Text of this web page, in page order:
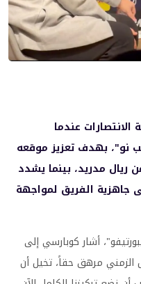
عندما
نو"، بهدف تعزيز موقعه
ريال مدريد، بينما يشدد
جاهزية الفريق لمواجهة
أشار كوبارسي إلى
الزمني مرهق حقاً، تخيل أن